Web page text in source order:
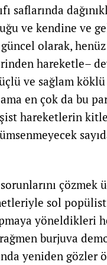
saflarında
ve kendine ve
olarak,
hareketle–
ve sağlam
en çok da bu
hareketlerin
çözmek
sol
yöneldikleri
burjuva
yeniden gözler